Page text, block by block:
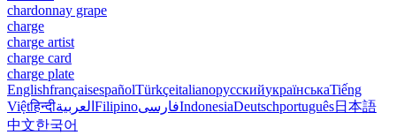
chardonnay grape
charge
charge artist
charge card
charge plate
EnglishfrançaisespañolTürkçeitalianoрусскийукраїнськаTiếng
Việtहिन्दीالعربية FilipinoفارسیIndonesiaDeutschportuguês日本語
中文한국어